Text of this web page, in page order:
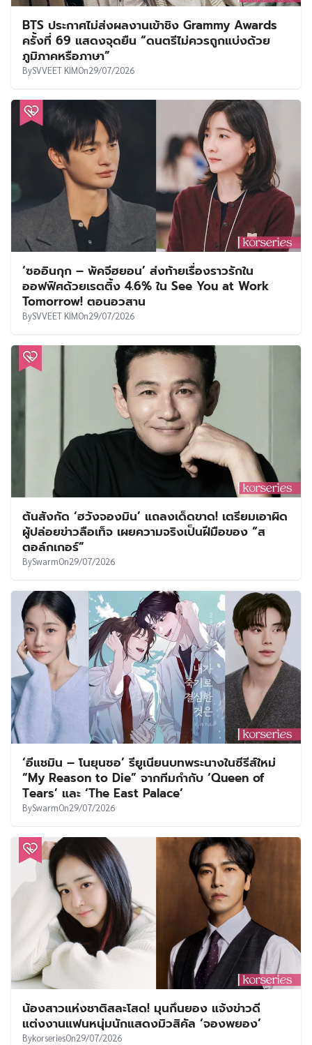
BTS ประกาศไม่ส่งผลงานเข้าชิง Grammy Awards
ครั้งที่ 69 แสดงจุดยืน “ดนตรีไม่ควรถูกแบ่งด้วย
ภูมิภาคหรือภาษา”
BySVVEET KIMOn29/07/2026
‘ซออินกุก – พัคจีฮยอน’ ส่งท้ายเรื่องราวรักใน
ออฟฟิศด้วยเรตติ้ง 4.6% ใน See You at Work
Tomorrow! ตอนอวสาน
BySVVEET KIMOn29/07/2026
ต้นสังกัด ‘ฮวังจองมิน’ แถลงเด็ดขาด! เตรียมเอาผิด
ผู้ปล่อยข่าวลือเท็จ เผยความจริงเป็นฝีมือของ “ส
ตอล์กเกอร์”
BySwarmOn29/07/2026
‘อีแชมิน – โนยุนซอ’ รียูเนียนบทพระนางในซีรีส์ใหม่
“My Reason to Die” จากทีมกำกับ ‘Queen of
Tears’ และ ‘The East Palace’
BySwarmOn29/07/2026
น้องสาวแห่งชาติสละโสด! มุนกึนยอง แจ้งข่าวดี
แต่งงานแฟนหนุ่มนักแสดงมิวสิคัล ‘จองพยอง’
BykorseriesOn29/07/2026